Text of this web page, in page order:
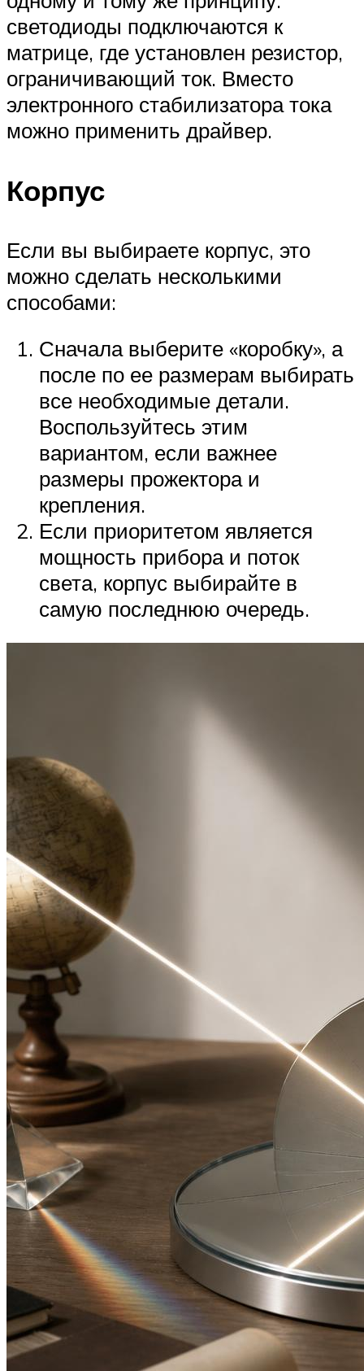
светодиоды подключаются к
матрице, где установлен резистор,
ограничивающий ток. Вместо
электронного стабилизатора тока
можно применить драйвер.
Корпус
Если вы выбираете корпус, это
можно сделать несколькими
способами:
Сначала выберите «коробку», а
после по ее размерам выбирать
все необходимые детали.
Воспользуйтесь этим
вариантом, если важнее
размеры прожектора и
крепления.
Если приоритетом является
мощность прибора и поток
света, корпус выбирайте в
самую последнюю очередь.